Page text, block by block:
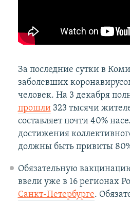
За последние сутки в
заболевших
человек. На 3 декабря
прошли323 тысячи
составляет почти 40%
достижения
должны быть привиты
Обязательную
ввели уже в 16 регионах
Санкт-Петербурге.